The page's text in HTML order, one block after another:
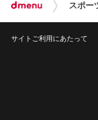
スポー
サイトご利用にあたって